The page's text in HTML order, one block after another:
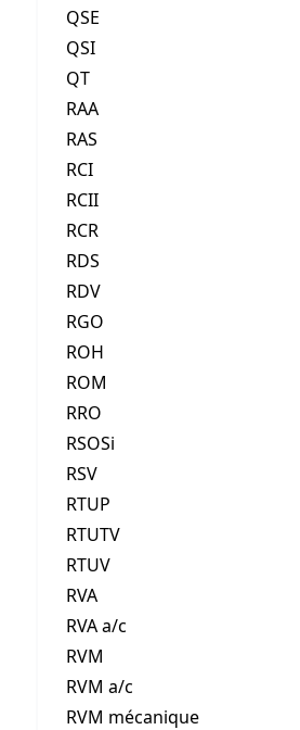
QSE
QSI
QT
RAA
RAS
RCI
RCII
RCR
RDS
RDV
RGO
ROH
ROM
RRO
RSOSi
RSV
RTUP
RTUTV
RTUV
RVA
RVA a/c
RVM
RVM a/c
RVM mécanique